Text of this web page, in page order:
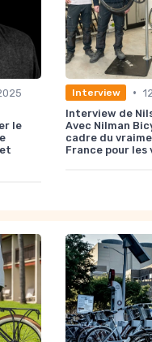
le
Interview •
Interview de
Avec Nilman
cadre du
France pour les